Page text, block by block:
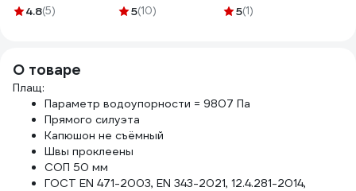
регулировки
4.8(5)
66м "Будь
5(10)
работы пл. тип "А",
5(1)
О товаре
Плащ:
Параметр водоупорности = 9807 Па
Прямого силуэта
Капюшон не съёмный
Швы проклеены
СОП 50 мм
ГОСТ EN 471-2003, EN 343-2021, 12.4.281-2014,